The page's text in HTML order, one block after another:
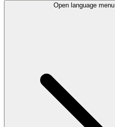
Open language menu